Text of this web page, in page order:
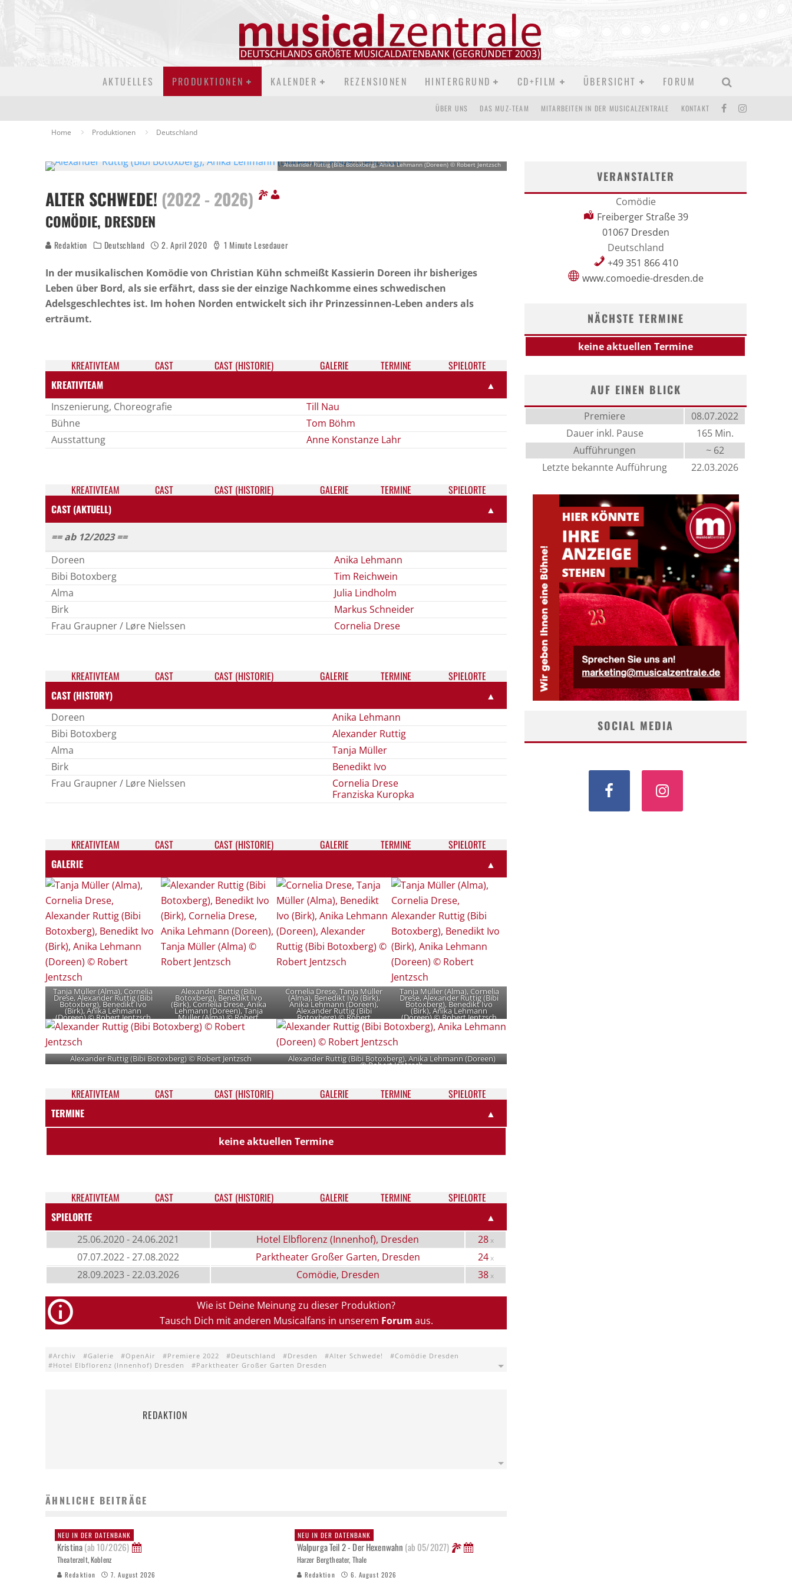
AKTUELLES PRODUKTIONEN KALENDER REZENSIONEN HINTERGRUND CD+FILM ÜBERSICHT FORUM
ÜBER UNS DAS MUZ-TEAM MITARBEITEN IN DER MUSICALZENTRALE KONTAKT
Home Produktionen Deutschland
Alexander Ruttig (Bibi Botoxberg), Anika Lehmann (Doreen) © Robert Jentzsch
ALTER SCHWEDE! (2022 - 2026)
COMÖDIE, DRESDEN
Redaktion Deutschland 2. April 2020 1 Minute Lesedauer
In der musikalischen Komödie von Christian Kühn schmeißt Kassierin Doreen ihr bisheriges
Leben über Bord, als sie erfährt, dass sie der einzige Nachkomme eines schwedischen
Adelsgeschlechtes ist. Im hohen Norden entwickelt sich ihr Prinzessinnen-Leben anders als
erträumt.
KREATIV­TEAM CAST CAST (HISTORIE) GALE­RIE TER­MI­NE
SPIELORTE
KREATIVTEAM
▲
Inszenierung, Choreografie
Till Nau
Bühne
Tom Böhm
Ausstattung
Anne Konstanze Lahr
KREATIV­TEAM CAST CAST (HISTORIE) GALE­RIE TER­MI­NE
SPIELORTE
CAST (AKTUELL)
▲
== ab 12/2023 ==
Doreen
Anika Lehmann
Bibi Botoxberg
Tim Reichwein
Alma
Julia Lindholm
Birk
Markus Schneider
Frau Graupner / Løre Nielssen
Cornelia Drese
KREATIV­TEAM CAST CAST (HISTORIE) GALE­RIE TER­MI­NE
SPIELORTE
CAST (HISTORY)
▲
Doreen
Anika Lehmann
Bibi Botoxberg
Alexander Ruttig
Alma
Tanja Müller
Birk
Benedikt Ivo
Frau Graupner / Løre Nielssen
Cornelia Drese
Franziska Kuropka
KREATIV­TEAM CAST CAST (HISTORIE) GALE­RIE TER­MI­NE
SPIELORTE
GALERIE
▲
Tanja Müller (Alma), Cornelia
Drese, Alexander Ruttig (Bibi
Botoxberg), Benedikt Ivo
(Birk), Anika Lehmann
(Doreen) © Robert Jentzsch
Alexander Ruttig (Bibi
Botoxberg), Benedikt Ivo
(Birk), Cornelia Drese, Anika
Lehmann (Doreen), Tanja
Müller (Alma) © Robert
Jentzsch
Cornelia Drese, Tanja Müller
(Alma), Benedikt Ivo (Birk),
Anika Lehmann (Doreen),
Alexander Ruttig (Bibi
Botoxberg) © Robert
Jentzsch
Tanja Müller (Alma), Cornelia
Drese, Alexander Ruttig (Bibi
Botoxberg), Benedikt Ivo
(Birk), Anika Lehmann
(Doreen) © Robert Jentzsch
Alexander Ruttig (Bibi Botoxberg) © Robert Jentzsch Alexander Ruttig (Bibi Botoxberg), Anika Lehmann (Doreen)
© Robert Jentzsch
KREATIV­TEAM CAST CAST (HISTORIE) GALE­RIE TER­MI­NE
SPIELORTE
TERMINE
▲
keine aktuellen Termine
KREATIV­TEAM CAST CAST (HISTORIE) GALE­RIE TER­MI­NE
SPIELORTE
SPIELORTE
▲
25.06.2020 - 24.06.2021 Hotel Elbflorenz (Innenhof), Dresden 28x
07.07.2022 - 27.08.2022 Parktheater Großer Garten, Dresden 24x
28.09.2023 - 22.03.2026 Comödie, Dresden 38x
Wie ist Deine Meinung zu dieser Produktion?
Tausch Dich mit anderen Musicalfans in unserem Forum aus.
Archiv Galerie OpenAir Premiere 2022 Deutschland Dresden Alter Schwede!
Comödie Dresden
Hotel Elbflorenz (Innenhof) Dresden
Parktheater Großer Garten Dresden
REDAKTION
ÄHNLICHE BEITRÄGE
NEU IN DER DATENBANK
Kristina(ab 10/2026)
Theaterzelt, Koblenz
Redaktion 7. August 2026
NEU IN DER DATENBANK
Walpurga Teil 2 - Der Hexenwahn (ab 05/2027)
Harzer Bergtheater, Thale
Redaktion 6. August 2026
VERANSTALTER
Comödie
Freiberger Straße 39
01067 Dresden
Deutschland
+49 351 866 410
www.comoedie-dresden.de
NÄCHSTE TERMINE
keine aktuellen Termine
AUF EINEN BLICK
Premiere
08.07.2022
Dauer inkl. Pause
165 Min.
Aufführungen
~ 62
Letzte bekannte Aufführung
22.03.2026
SOCIAL MEDIA